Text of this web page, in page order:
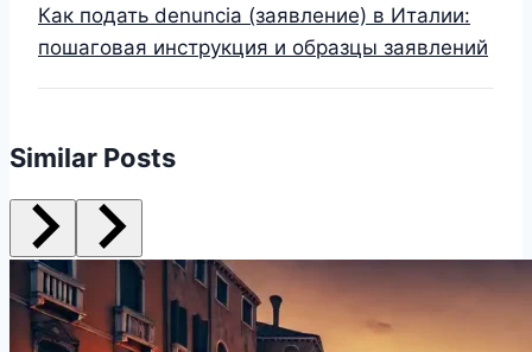
Как подать denuncia (заявление) в Италии:
пошаговая инструкция и образцы заявлений
Similar Posts